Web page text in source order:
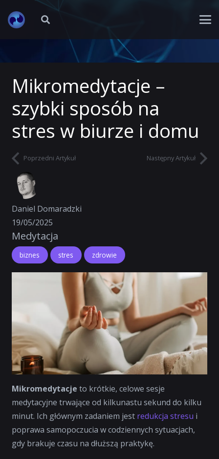
Mikromedytacje –
szybki sposób na
stres w biurze i domu
Poprzedni Artykuł Następny Artykuł
Daniel Domaradzki
19/05/2025
Medytacja
biznes stres zdrowie
Mikromedytacje to krótkie, celowe sesje
medytacyjne trwające od kilkunastu sekund do kilku
minut. Ich głównym zadaniem jest redukcja stresu i
poprawa samopoczucia w codziennych sytuacjach,
gdy brakuje czasu na dłuższą praktykę.